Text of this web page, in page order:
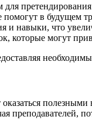
в будущем
и навыки, что
могут
преподавателей,